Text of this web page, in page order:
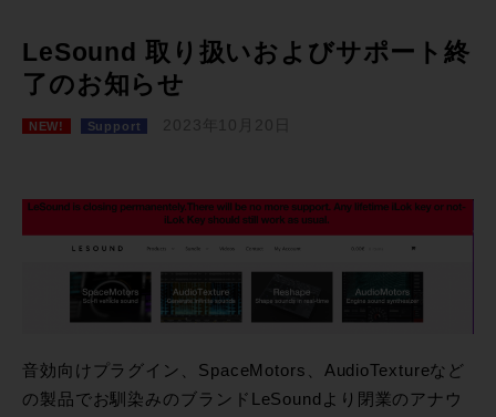
LeSound 取り扱いおよびサポート終
了のお知らせ
NEW! Support 2023年10月20日
音効向けプラグイン、SpaceMotors、AudioTextureなど
の製品でお馴染みのブランドLeSoundより閉業のアナウ